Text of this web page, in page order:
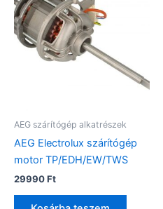
AEG szárítógép alkatrészek
AEG Electrolux szárítógép
motor TP/EDH/EW/TWS
29990Ft